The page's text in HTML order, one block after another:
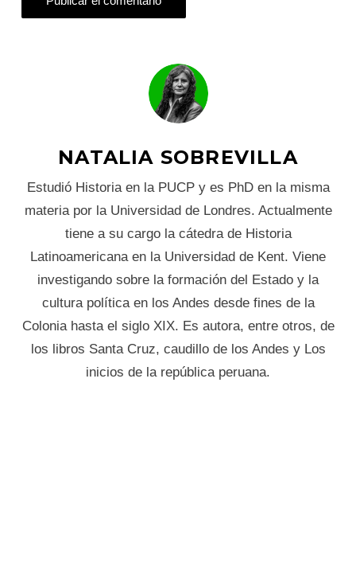
NATALIA SOBREVILLA
Estudió Historia en la PUCP y es PhD en la misma
materia por la Universidad de Londres. Actualmente
tiene a su cargo la cátedra de Historia
Latinoamericana en la Universidad de Kent. Viene
investigando sobre la formación del Estado y la
cultura política en los Andes desde fines de la
Colonia hasta el siglo XIX. Es autora, entre otros, de
los libros Santa Cruz, caudillo de los Andes y Los
inicios de la república peruana.